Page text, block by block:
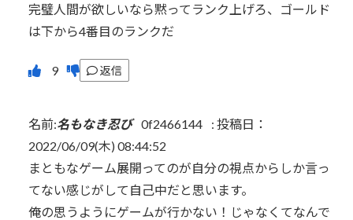
完璧人間が欲しいなら黙ってランク上げろ、ゴールド
は下から4番目のランクだ
返信
名前:名もなき忍び 0f2466144 : 投稿日：
2022/06/09(木) 08:44:52
まともなゲーム展開ってのが自分の視点からしか言っ
てない感じがして自己中だと思います。
俺の思うようにゲームが行かない！じゃなくてなんで